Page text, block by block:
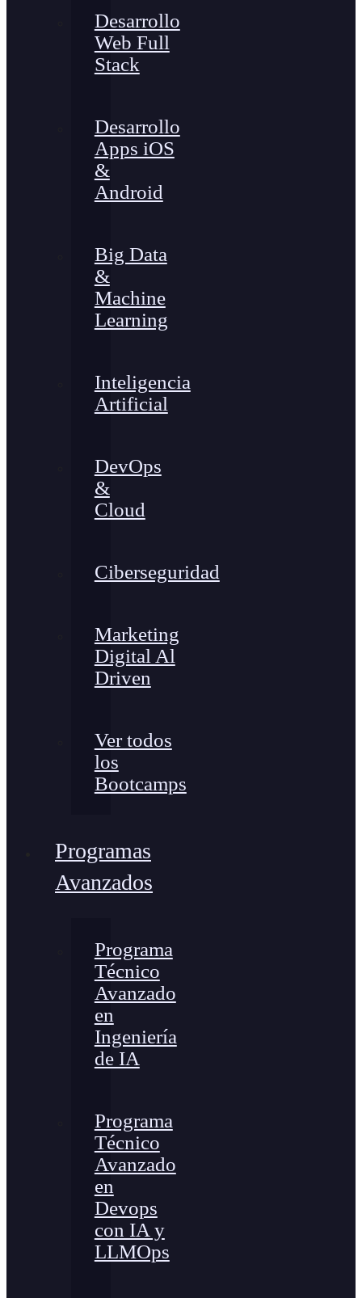
Desarrollo
Web Full
Stack
Desarrollo
Apps iOS
&
Android
Big Data
&
Machine
Learning
Inteligencia
Artificial
DevOps
&
Cloud
Ciberseguridad
Marketing
Digital Al
Driven
Ver todos
los
Bootcamps
Programas
Avanzados
Programa
Técnico
Avanzado
en
Ingeniería
de IA
Programa
Técnico
Avanzado
en
Devops
con IA y
LLMOps